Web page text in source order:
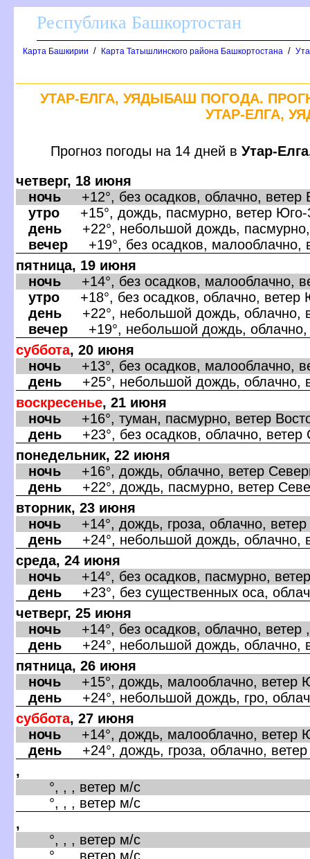
Республика Башкортостан
Карта Башкирии / Карта Татышлинского района Башкортостана /
УТАР-ЕЛГА, УЯДЫБАШ ПОГОДА.
УТАР-ЕЛГА,
Прогноз погоды на 14 дней Утар-
четверг, 18 июня
ночь +12°, без осадков, облачно, ветер
утро +15°, дождь, пасмурно, ветер
день +22°, небольшой дождь,
ечер +19°, без осадков, малооблачно,
пятница, 19 июня
ночь +14°, без осадков, малооблачно,
утро +18°, без осадков, облачно, ветер
день +22°, небольшой дождь, облачно,
ечер +19°, небольшой дождь,
суббота, 20 июня
ночь +13°, без осадков, малооблачно,
день +25°, небольшой дождь, облачно,
оскресенье, 21 июня
ночь +16°, туман, пасмурно, ветер
день +23°, без осадков, облачно, ветер
понедельник, 22 июня
ночь +16°, дождь, облачно, ветер
день +22°, дождь, пасмурно, ветер
торник, 23 июня
ночь +14°, дождь, гроза, облачно,
день +24°, небольшой дождь, облачно,
среда, 24 июня
ночь +14°, без осадков, пасмурно,
день +23°, без существенных оса,
четверг, 25 июня
ночь +14°, без осадков, облачно, ветер
день +24°, небольшой дождь, облачно,
пятница, 26 июня
ночь +15°, дождь, малооблачно, ветер
день +24°, небольшой дождь, гро,
суббота, 27 июня
ночь +14°, дождь, малооблачно, ветер
день +24°, дождь, гроза, облачно,
,
°, , , ветер м/с
°, , , ветер м/с
,
°, , , ветер м/с
°, , , ветер м/с